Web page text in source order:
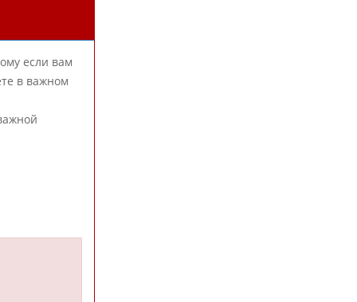
если вам
в важном